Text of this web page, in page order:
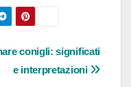
conigli: significati
e interpretazioni